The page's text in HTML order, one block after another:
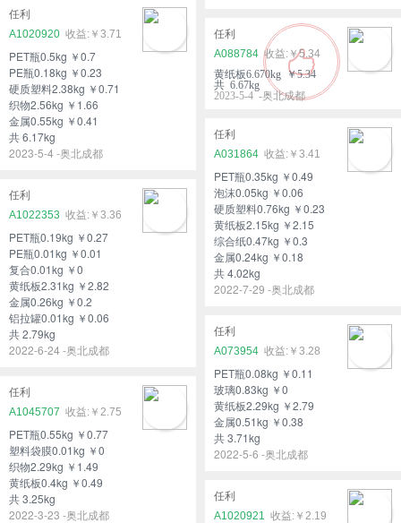
任利
A1020920
￥3.71
PET瓶0.5kg ￥0.7
PE瓶0.18kg ￥0.23
硬质塑料2.38kg ￥0.71
织物2.56kg ￥1.66
金属0.55kg ￥0.41
共 6.17kg
2023-5-4 -奥北成都
任利
A088784
￥5.34
黄纸板6.670kg ￥5.34
共 6.67kg
2023-5-4 -奥北成都
任利
A031864
￥3.41
PET瓶0.35kg ￥0.49
泡沫0.05kg ￥0.06
硬质塑料0.76kg ￥0.23
黄纸板2.15kg ￥2.15
综合纸0.47kg ￥0.3
金属0.24kg ￥0.18
共 4.02kg
2022-7-29 -奥北成都
任利
A1022353
￥3.36
PET瓶0.19kg ￥0.27
PE瓶0.01kg ￥0.01
复合0.01kg ￥0
黄纸板2.31kg ￥2.82
金属0.26kg ￥0.2
铝拉罐0.01kg ￥0.06
共 2.79kg
2022-6-24 -奥北成都
任利
A073954
￥3.28
PET瓶0.08kg ￥0.11
玻璃0.83kg ￥0
黄纸板2.29kg ￥2.79
金属0.51kg ￥0.38
共 3.71kg
2022-5-6 -奥北成都
任利
A1045707
￥2.75
PET瓶0.55kg ￥0.77
塑料袋膜0.01kg ￥0
织物2.29kg ￥1.49
黄纸板0.4kg ￥0.49
共 3.25kg
2022-3-23 -奥北成都
任利
A1020921
￥2.19